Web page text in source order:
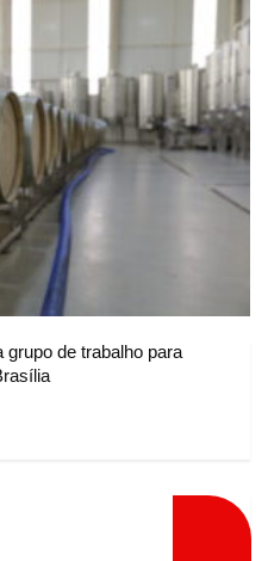
de trabalho para